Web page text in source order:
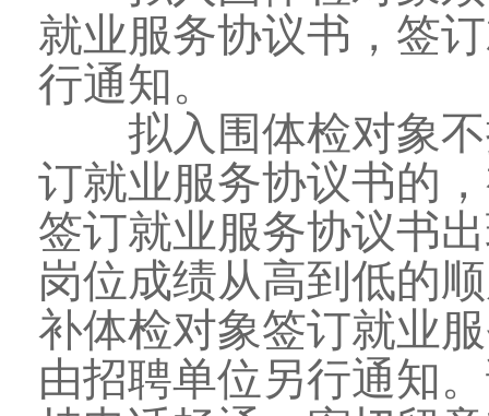
就业服务协议书，签
行通知。
拟入围体检对象不
订就业服务协议书的
签订就业服务协议书
岗位成绩从高到低的
补体检对象签订就业
由招聘单位另行通知